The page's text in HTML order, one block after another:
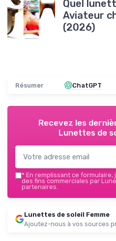
Quel
Aviateur
(2026)
Résumer ChatGPT
Recevez les
Lunettes de
* En remplissant ce formulaire,
des fins commerciales par
partenaires.
Lunettes de soleil Femme
Ajoutez-nous à vos sources